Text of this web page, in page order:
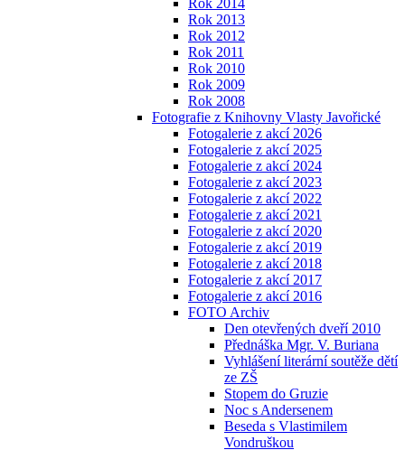
Rok 2014
Rok 2013
Rok 2012
Rok 2011
Rok 2010
Rok 2009
Rok 2008
Fotografie z Knihovny Vlasty Javořické
Fotogalerie z akcí 2026
Fotogalerie z akcí 2025
Fotogalerie z akcí 2024
Fotogalerie z akcí 2023
Fotogalerie z akcí 2022
Fotogalerie z akcí 2021
Fotogalerie z akcí 2020
Fotogalerie z akcí 2019
Fotogalerie z akcí 2018
Fotogalerie z akcí 2017
Fotogalerie z akcí 2016
FOTO Archiv
Den otevřených dveří 2010
Přednáška Mgr. V. Buriana
Vyhlášení literární soutěže dětí
ze ZŠ
Stopem do Gruzie
Noc s Andersenem
Beseda s Vlastimilem
Vondruškou